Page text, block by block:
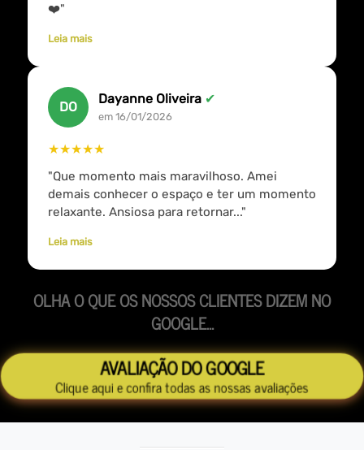
❤️"
Leia mais
DO Dayanne Oliveira ✔
em 16/01/2026
★★★★★
"Que momento mais maravilhoso. Amei
demais conhecer o espaço e ter um momento
relaxante. Ansiosa para retornar..."
Leia mais
OLHA O QUE OS NOSSOS CLIENTES DIZEM NO
GOOGLE...
AVALIAÇÃO DO GOOGLE
Clique aqui e confira todas as nossas avaliações